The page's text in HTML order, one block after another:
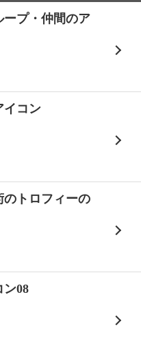
ープ・仲間のア
イコン
のトロフィーの
ン08